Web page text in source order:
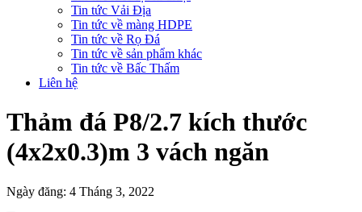
Tin tức Vải Địa
Tin tức về màng HDPE
Tin tức về Rọ Đá
Tin tức về sản phẩm khác
Tin tức về Bấc Thấm
Liên hệ
Thảm đá P8/2.7 kích thước
(4x2x0.3)m 3 vách ngăn
Ngày đăng: 4 Tháng 3, 2022